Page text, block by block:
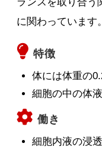
に関わっています。
特徴
体には体重の
細胞の中の体
働き
細胞内液の浸